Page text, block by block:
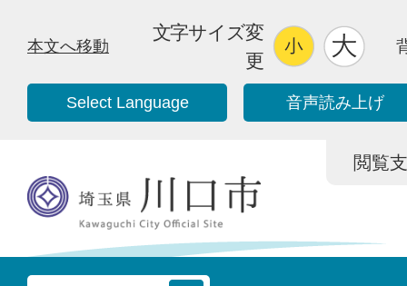
本文へ移動
文字サイズ変
更
Select Language 音声読み上げ
閲覧